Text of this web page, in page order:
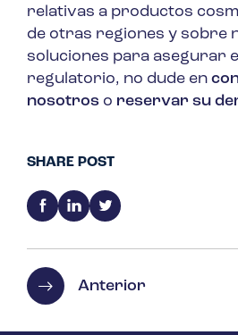
relativas a productos
de otras regiones y sobre
soluciones para asegurar
regulatorio, no dude en
nosotros o reservar su
SHARE POST
Anterior